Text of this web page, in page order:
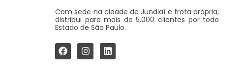
Com sede na cidade de Jundiaí e frota própria,
distribui para mais de 5.000 clientes por todo
Estado de São Paulo.